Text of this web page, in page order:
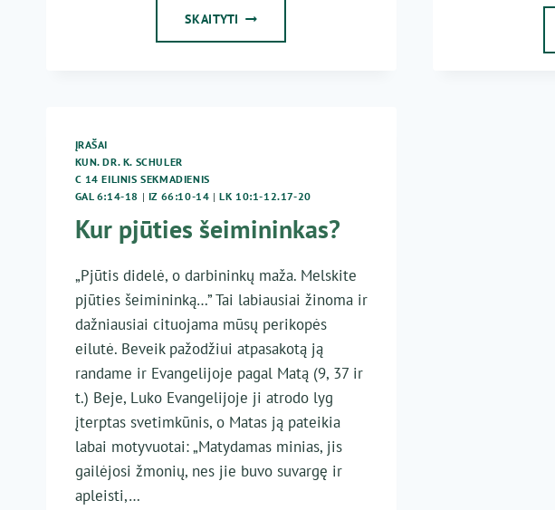
SKAITYTI SEPTYNIASDEŠIMT
ĮRAŠAI
KUN. DR. K. SCHULER
C 14 EILINIS SEKMADIENIS
GAL 6:14-18 | IZ 66:10-14 |LK 10:1-12.17-20
Kur pjūties šeimininkas?
„Pjūtis didelė, o darbininkų maža. Melskite
pjūties šeimininką…” Tai labiausiai žinoma ir
dažniausiai cituojama mūsų perikopės
eilutė. Beveik pažodžiui atpasakotą ją
randame ir Evangelijoje pagal Matą (9, 37 ir
t.) Beje, Luko Evangelijoje ji atrodo lyg
įterptas svetimkūnis, o Matas ją pateikia
labai motyvuotai: „Matydamas minias, jis
gailėjosi žmonių, nes jie buvo suvargę ir
apleisti,…